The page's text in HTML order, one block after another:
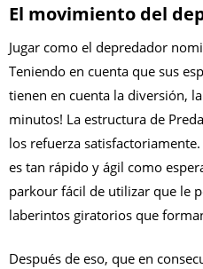
El movimiento del
Jugar como el depredador
Teniendo en cuenta que sus
tienen en cuenta la diversión,
minutos! La estructura de
los refuerza
es tan rápido y ágil como
parkour fácil de utilizar que le
laberintos giratorios que
Después de eso, que en